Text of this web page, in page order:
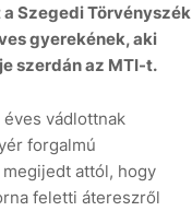
Szegedi Törvényszék
gyerekének, aki
szerdán az MTI-t.
vádlottnak
forgalmú
attól, hogy
feletti átereszről